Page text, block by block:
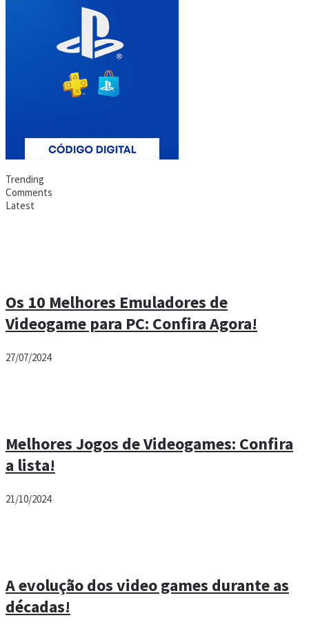
Trending
Comments
Latest
Os 10 Melhores Emuladores de
Videogame para PC: Confira Agora!
27/07/2024
Melhores Jogos de Videogames: Confira
a lista!
21/10/2024
A evolução dos video games durante as
décadas!